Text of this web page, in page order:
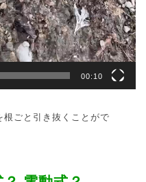
00:10
根ごと引き抜くことがで